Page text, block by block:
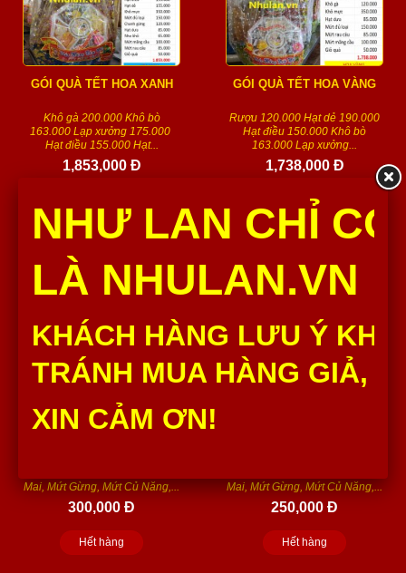
GÓI QUÀ TẾT HOA XANH
Khô gà 200.000 Khô bò
163.000 Lạp xưởng 175.000
Hạt điều 155.000 Hạt...
1,853,000 Đ
Thêm vào giỏ
GÓI QUÀ TẾT HOA VÀNG
Rượu 120.000 Hạt dẻ 190.000
Hạt điều 150.000 Khô bò
163.000 Lạp xưởng...
1,738,000 Đ
Thêm vào giỏ
MỨT HỘP ĐỦ LOẠI LOẠI 1
Mai, Mứt Gừng, Mứt Củ Năng,...
300,000 Đ
Hết hàng
Mai, Mứt Gừng, Mứt Củ Năng,...
250,000 Đ
Hết hàng
NHƯ LAN CHỈ
LÀ NHULAN.VN
KHÁCH HÀNG LƯU Ý
TRÁNH MUA HÀNG GIẢ,
XIN CẢM ƠN!